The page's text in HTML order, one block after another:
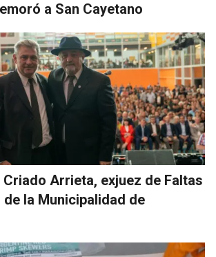
a San Cayetano
Arrieta, exjuez de Faltas
la Municipalidad de